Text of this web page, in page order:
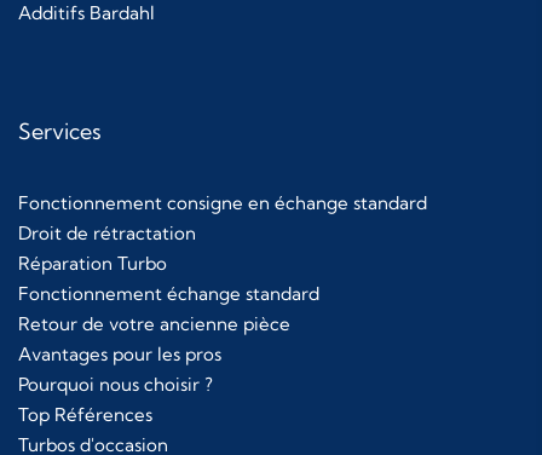
Additifs Bardahl
Services
Fonctionnement consigne en échange standard
Droit de rétractation
Réparation Turbo
Fonctionnement échange standard
Retour de votre ancienne pièce
Avantages pour les pros
Pourquoi nous choisir ?
Top Références
Turbos d'occasion